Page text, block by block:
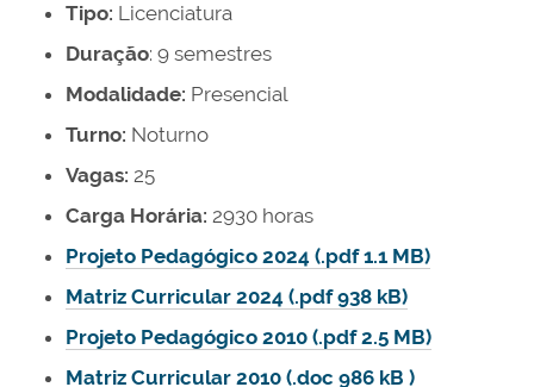
Tipo: Licenciatura
Duração: 9 semestres
Modalidade: Presencial
Turno: Noturno
Vagas: 25
Carga Horária: 2930 horas
Projeto Pedagógico 2024 (.pdf 1.1 MB)
Matriz Curricular 2024 (.pdf 938 kB)
Projeto Pedagógico 2010 (.pdf 2.5 MB)
Matriz Curricular 2010 (.doc 986 kB )